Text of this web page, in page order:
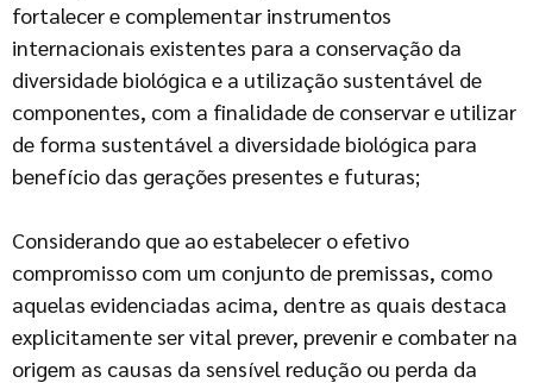
fortalecer e complementar instrumentos
internacionais existentes para a conservação da
diversidade biológica e a utilização sustentável de
componentes, com a finalidade de conservar e utilizar
de forma sustentável a diversidade biológica para
benefício das gerações presentes e futuras;
Considerando que ao estabelecer o efetivo
compromisso com um conjunto de premissas, como
aquelas evidenciadas acima, dentre as quais destaca
explicitamente ser vital prever, prevenir e combater na
origem as causas da sensível redução ou perda da